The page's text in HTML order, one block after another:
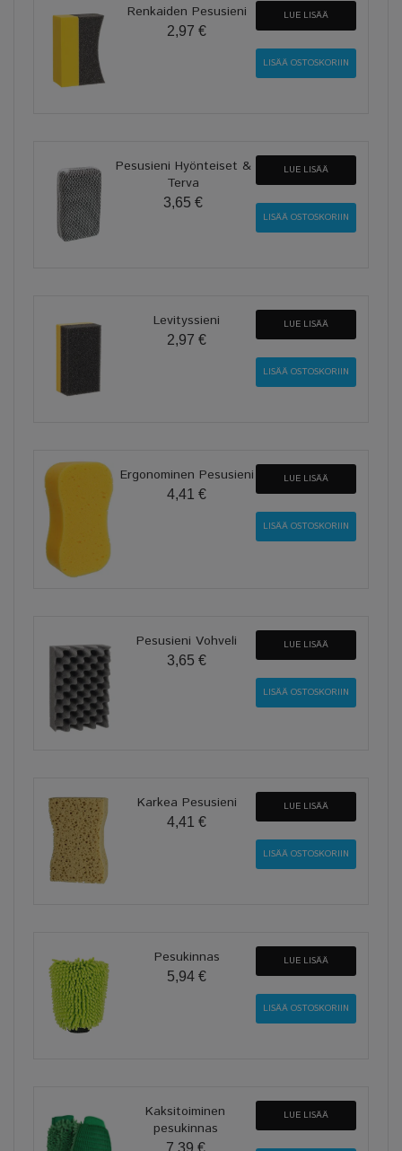
Renkaiden Pesusieni
2,97 €
LUE LISÄÄ
Pesusieni Hyönteiset &
Terva
3,65 €
LUE LISÄÄ
Levityssieni
2,97 €
LUE LISÄÄ
Ergonominen Pesusieni
4,41 €
LUE LISÄÄ
Pesusieni Vohveli
3,65 €
LUE LISÄÄ
Karkea Pesusieni
4,41 €
LUE LISÄÄ
Pesukinnas
5,94 €
LUE LISÄÄ
Kaksitoiminen
pesukinnas
7,39 €
LUE LISÄÄ